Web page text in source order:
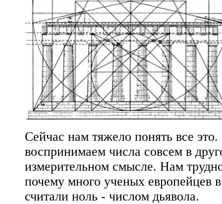
Сейчас нам тяжело понять все
воспринимаем числа совсем в
измерительном смысле. Нам
почему много ученых европейцев
считали ноль - числом дьявола.